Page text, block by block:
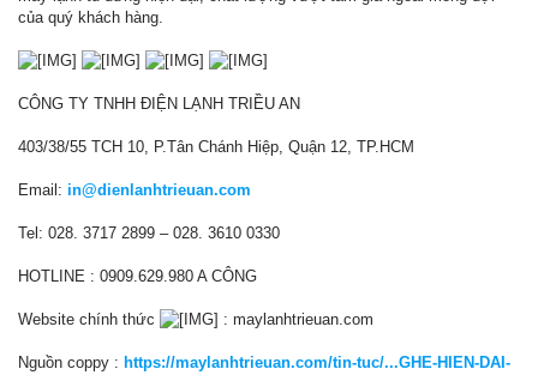
của quý khách hàng.
CÔNG TY TNHH ĐIỆN LẠNH TRIỀU AN
403/38/55 TCH 10, P.Tân Chánh Hiệp, Quận 12, TP.HCM
Email: in@dienlanhtrieuan.com
Tel: 028. 3717 2899 – 028. 3610 0330
HOTLINE : 0909.629.980 A CÔNG
Website chính thức : maylanhtrieuan.com
Nguồn coppy : https://maylanhtrieuan.com/tin-tuc/...GHE-HIEN-DAI-